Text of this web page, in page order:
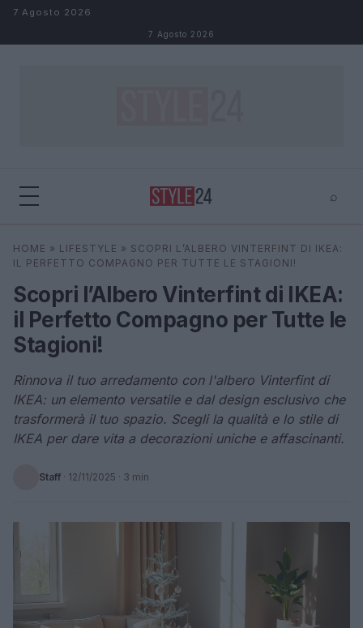
Salta al contenuto
7 Agosto 2026
7 Agosto 2026
⌕
Cerca ⌕ ×
HOME » LIFESTYLE » SCOPRI L’ALBERO VINTERFINT DI IKEA:
IL PERFETTO COMPAGNO PER TUTTE LE STAGIONI!
Scopri l’Albero Vinterfint di IKEA:
il Perfetto Compagno per Tutte le
Stagioni!
Rinnova il tuo arredamento con l'albero Vinterfint di
IKEA: un elemento versatile e dal design esclusivo che
trasformerà il tuo spazio. Scegli la qualità e lo stile di
IKEA per dare vita a decorazioni uniche e affascinanti.
Staff · 12/11/2025 · 3 min